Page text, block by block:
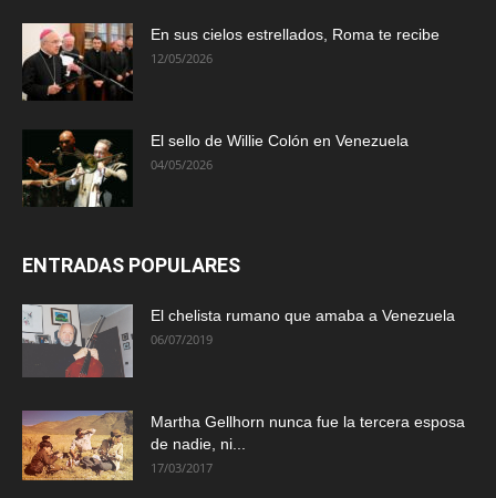
En sus cielos estrellados, Roma te recibe
12/05/2026
El sello de Willie Colón en Venezuela
04/05/2026
ENTRADAS POPULARES
El chelista rumano que amaba a Venezuela
06/07/2019
Martha Gellhorn nunca fue la tercera esposa
de nadie, ni...
17/03/2017